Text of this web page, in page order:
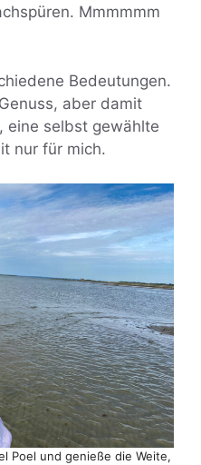
Mmmmmm
Bedeutungen.
aber damit
eine selbst gewählte
nur für mich.
Poel und genieße die Weite,